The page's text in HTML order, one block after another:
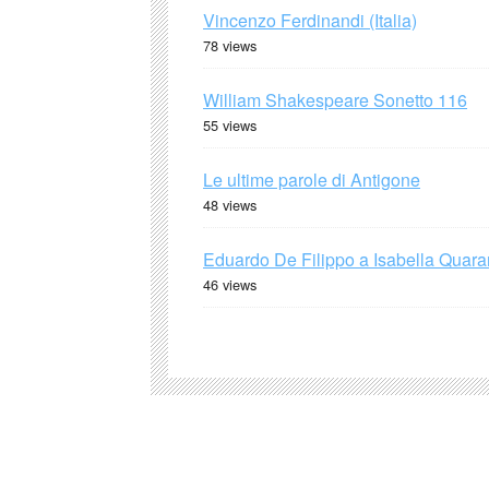
Vincenzo Ferdinandi (Italia)
78 views
William Shakespeare Sonetto 116
55 views
Le ultime parole di Antigone
48 views
Eduardo De Filippo a Isabella
46 views